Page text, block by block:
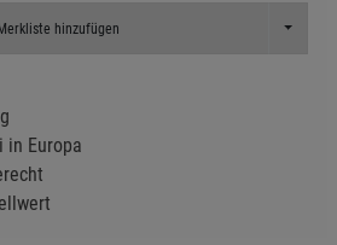
hinzufügen Toggle
in Europa